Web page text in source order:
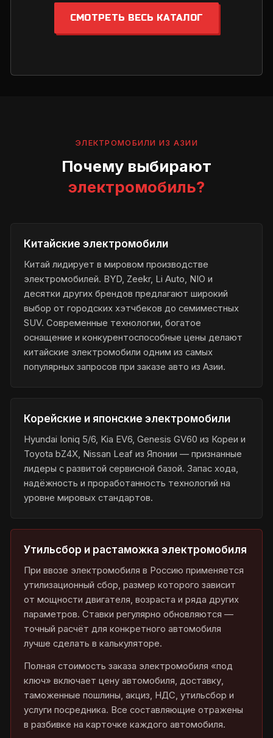
СМОТРЕТЬ ВЕСЬ КАТАЛОГ
ЭЛЕКТРОМОБИЛИ ИЗ АЗИИ
Почему выбирают
электромобиль?
Китайские электромобили
Китай лидирует в мировом производстве
электромобилей. BYD, Zeekr, Li Auto, NIO и
десятки других брендов предлагают широкий
выбор от городских хэтчбеков до семиместных
SUV. Современные технологии, богатое
оснащение и конкурентоспособные цены делают
китайские электромобили одним из самых
популярных запросов при заказе авто из Азии.
Корейские и японские электромобили
Hyundai Ioniq 5/6, Kia EV6, Genesis GV60 из Кореи и
Toyota bZ4X, Nissan Leaf из Японии — признанные
лидеры с развитой сервисной базой. Запас хода,
надёжность и проработанность технологий на
уровне мировых стандартов.
Утильсбор и растаможка электромобиля
При ввозе электромобиля в Россию применяется
утилизационный сбор, размер которого зависит
от мощности двигателя, возраста и ряда других
параметров. Ставки регулярно обновляются —
точный расчёт для конкретного автомобиля
лучше сделать в калькуляторе.
Полная стоимость заказа электромобиля «под
ключ» включает цену автомобиля, доставку,
таможенные пошлины, акциз, НДС, утильсбор и
услуги посредника. Все составляющие отражены
в разбивке на карточке каждого автомобиля.